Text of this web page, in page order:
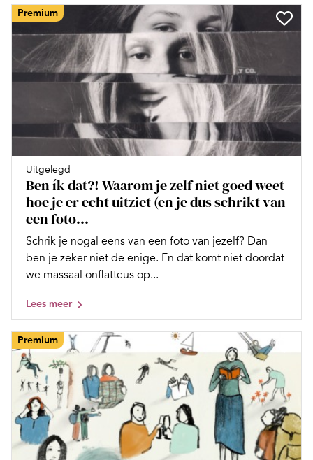
Premium
Uitgelegd
Ben ík dat?! Waarom je zelf niet goed weet
hoe je er echt uitziet (en je dus schrikt van
een foto...
Schrik je nogal eens van een foto van jezelf? Dan
ben je zeker niet de enige. En dat komt niet doordat
we massaal onflatteus op...
Lees meer
Premium